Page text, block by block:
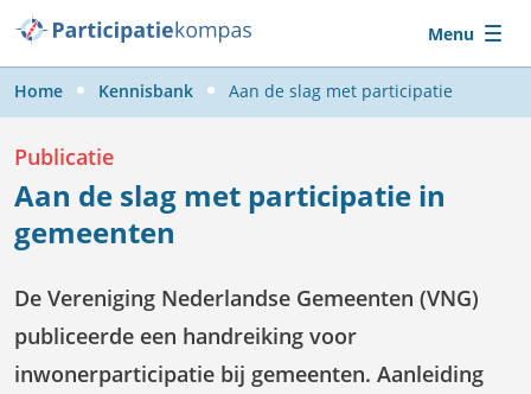
Ga naar de hoofdcontent Menu
Home Kennisbank Aan de slag met participatie
Publicatie
Aan de slag met participatie in
gemeenten
De Vereniging Nederlandse Gemeenten (VNG)
publiceerde een handreiking voor
inwonerparticipatie bij gemeenten. Aanleiding